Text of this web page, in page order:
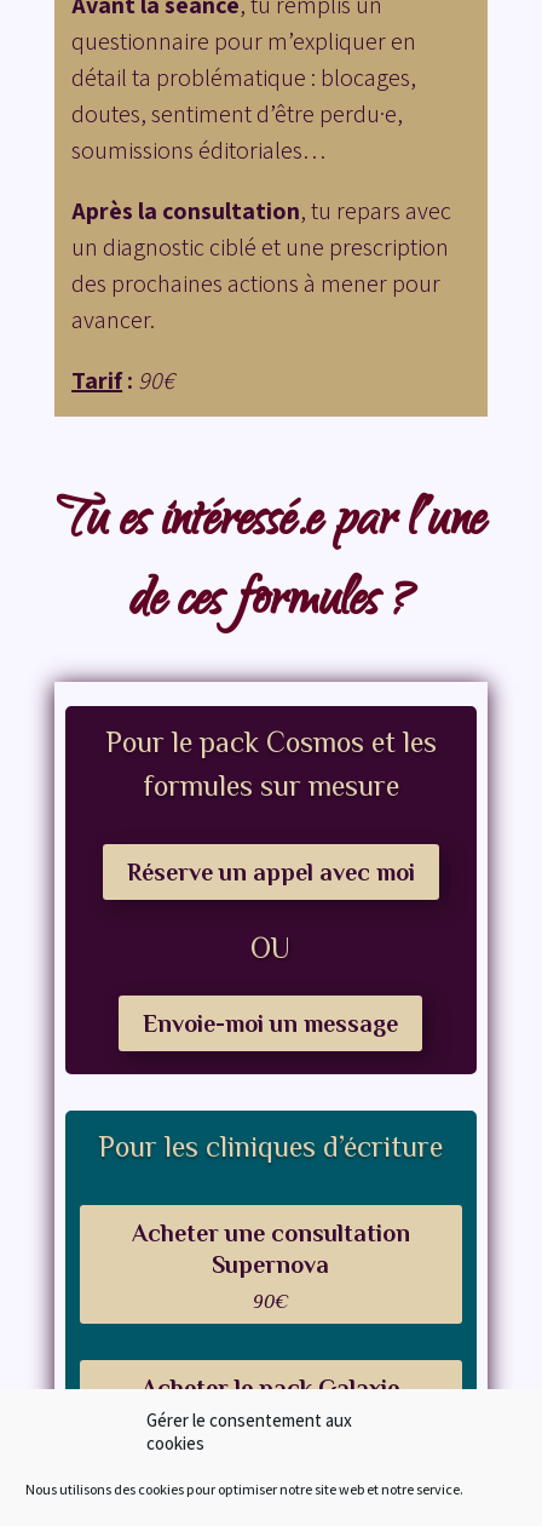
Gérer le consentement aux
cookies
Nous utilisons des cookies pour optimiser notre site web et notre service.
questionnaire pour m’expliquer en
détail ta problématique : blocages,
doutes, sentiment d’être perdu·e,
soumissions éditoriales…
Après la consultation, tu repars avec
un diagnostic ciblé et une prescription
des prochaines actions à mener pour
avancer.
Tarif: 90€
Tu es intéressé.e par l’une
de ces formules ?
Pour le pack Cosmos et les
formules sur mesure
Réserve un appel avec moi
OU
Envoie-moi un message
Pour les cliniques d’écriture
Acheter une consultation
Supernova
90€
Acheter le pack Galaxie
Paiement en 3x disponible